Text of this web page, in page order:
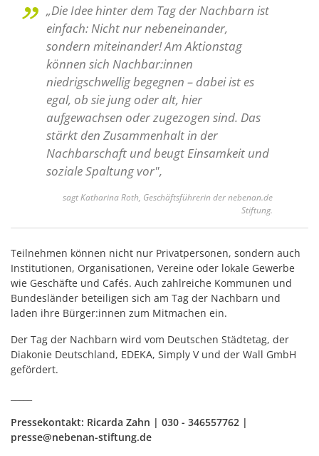
„Die Idee hinter dem Tag der Nachbarn ist
einfach: Nicht nur nebeneinander,
sondern miteinander! Am Aktionstag
können sich Nachbar:innen
niedrigschwellig begegnen – dabei ist es
egal, ob sie jung oder alt, hier
aufgewachsen oder zugezogen sind. Das
stärkt den Zusammenhalt in der
Nachbarschaft und beugt Einsamkeit und
soziale Spaltung vor",
sagt Katharina Roth, Geschäftsführerin der nebenan.de
Stiftung.
Teilnehmen können nicht nur Privatpersonen, sondern auch
Institutionen, Organisationen, Vereine oder lokale Gewerbe
wie Geschäfte und Cafés. Auch zahlreiche Kommunen und
Bundesländer beteiligen sich am Tag der Nachbarn und
laden ihre Bürger:innen zum Mitmachen ein.
Der Tag der Nachbarn wird vom Deutschen Städtetag, der
Diakonie Deutschland, EDEKA, Simply V und der Wall GmbH
gefördert.
Pressekontakt: Ricarda Zahn | 030 - 346557762 |
presse@nebenan-stiftung.de